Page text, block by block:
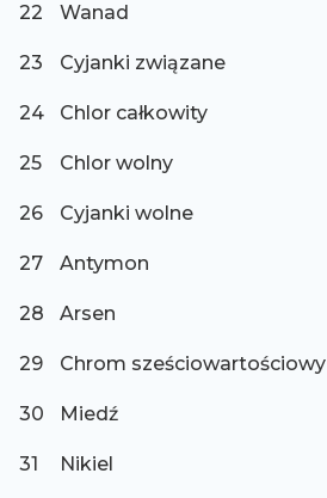
22 Wanad
23 Cyjanki związane
24 Chlor całkowity
25 Chlor wolny
26 Cyjanki wolne
27 Antymon
28 Arsen
29 Chrom sześciowartościowy
30 Miedź
31 Nikiel